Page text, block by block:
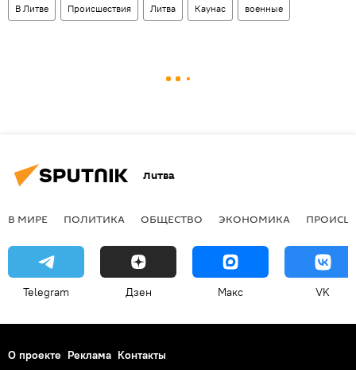
В Литве Происшествия Литва Каунас военные
Литва
В МИРЕ ПОЛИТИКА ОБЩЕСТВО ЭКОНОМИКА
Telegram Дзен Макс VK
О проекте Реклама Контакты